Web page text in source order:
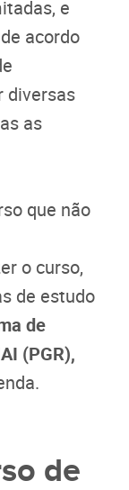
e
acordo
diversas
as
que não
o curso,
de estudo
de
(PGR),
de